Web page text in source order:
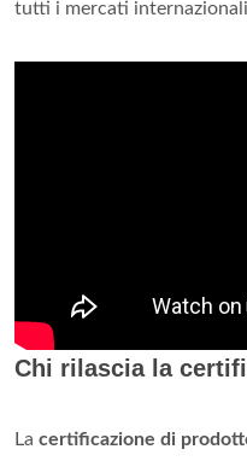
tutti i mercati
Chi rilascia la
La certificazione di